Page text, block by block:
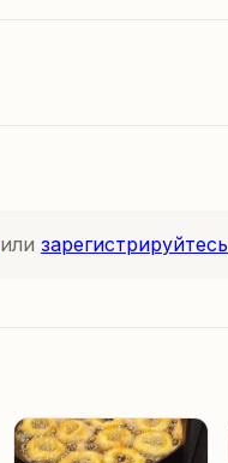
или зарегистрируйтесь